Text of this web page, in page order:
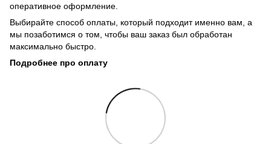
оперативное оформление.
Выбирайте способ оплаты, который подходит именно вам, а
мы позаботимся о том, чтобы ваш заказ был обработан
максимально быстро.
Подробнее про оплату